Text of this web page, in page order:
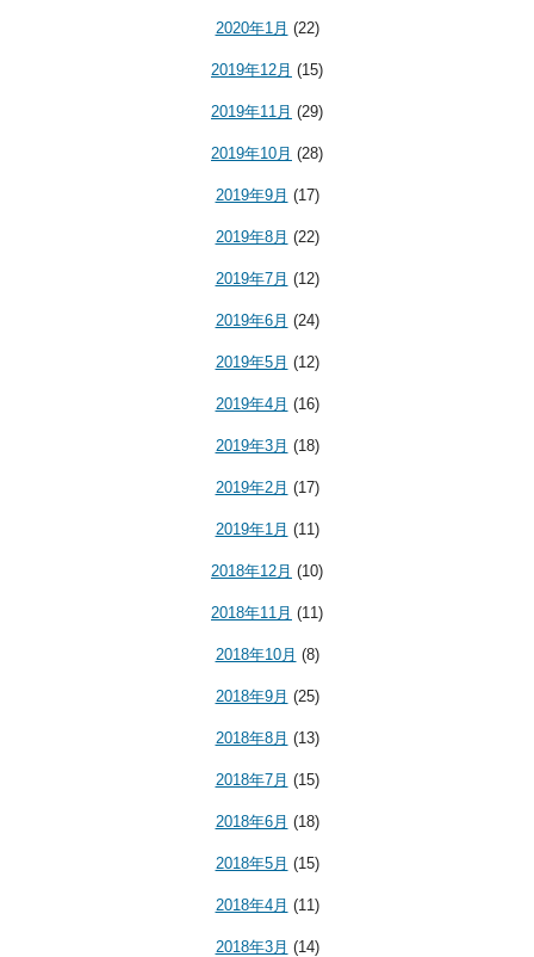
2020年1月 (22)
2019年12月 (15)
2019年11月 (29)
2019年10月 (28)
2019年9月 (17)
2019年8月 (22)
2019年7月 (12)
2019年6月 (24)
2019年5月 (12)
2019年4月 (16)
2019年3月 (18)
2019年2月 (17)
2019年1月 (11)
2018年12月 (10)
2018年11月 (11)
2018年10月 (8)
2018年9月 (25)
2018年8月 (13)
2018年7月 (15)
2018年6月 (18)
2018年5月 (15)
2018年4月 (11)
2018年3月 (14)